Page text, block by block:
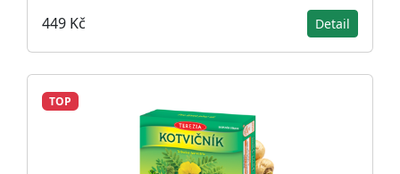
449 Kč Detail
TOP